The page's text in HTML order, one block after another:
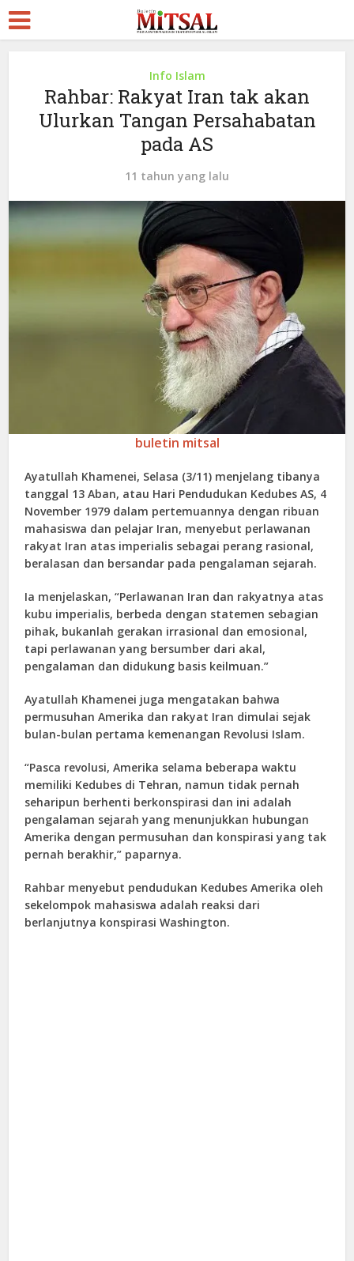
Info Islam
Rahbar: Rakyat Iran tak akan
Ulurkan Tangan Persahabatan
pada AS
11 tahun yang lalu
buletin mitsal
Ayatullah Khamenei, Selasa (3/11) menjelang tibanya
tanggal 13 Aban, atau Hari Pendudukan Kedubes AS, 4
November 1979 dalam pertemuannya dengan ribuan
mahasiswa dan pelajar Iran, menyebut perlawanan
rakyat Iran atas imperialis sebagai perang rasional,
beralasan dan bersandar pada pengalaman sejarah.
Ia menjelaskan, “Perlawanan Iran dan rakyatnya atas
kubu imperialis, berbeda dengan statemen sebagian
pihak, bukanlah gerakan irrasional dan emosional,
tapi perlawanan yang bersumber dari akal,
pengalaman dan didukung basis keilmuan.”
Ayatullah Khamenei juga mengatakan bahwa
permusuhan Amerika dan rakyat Iran dimulai sejak
bulan-bulan pertama kemenangan Revolusi Islam.
“Pasca revolusi, Amerika selama beberapa waktu
memiliki Kedubes di Tehran, namun tidak pernah
seharipun berhenti berkonspirasi dan ini adalah
pengalaman sejarah yang menunjukkan hubungan
Amerika dengan permusuhan dan konspirasi yang tak
pernah berakhir,” paparnya.
Rahbar menyebut pendudukan Kedubes Amerika oleh
sekelompok mahasiswa adalah reaksi dari
berlanjutnya konspirasi Washington.